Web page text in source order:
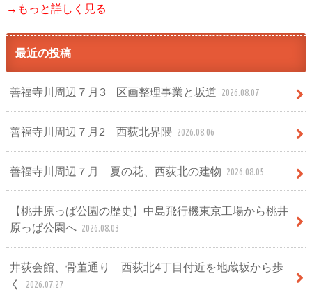
→もっと詳しく見る
最近の投稿
善福寺川周辺７月3 区画整理事業と坂道 2026.08.07
善福寺川周辺７月2 西荻北界隈 2026.08.06
善福寺川周辺７月 夏の花、西荻北の建物 2026.08.05
【桃井原っぱ公園の歴史】中島飛行機東京工場から桃井
原っぱ公園へ 2026.08.03
井荻会館、骨董通り 西荻北4丁目付近を地蔵坂から歩
く
2026.07.27